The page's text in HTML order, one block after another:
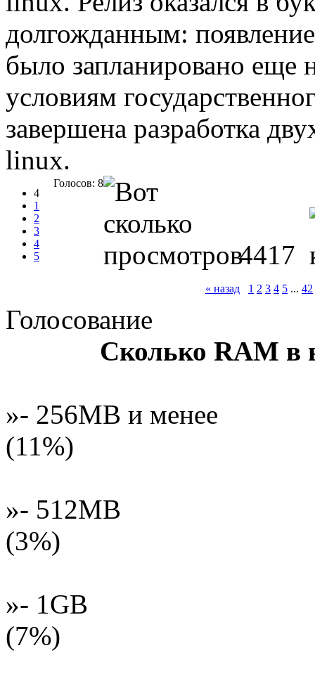
долгожданным:
было запланировано еще
условиям
завершена разработка
linux.
4
1
2
3
4
5
Голосов: 8
4417
« назад 1 2 3 4 5 ... 42
Голосование
Сколько RAM
»- 256MB и менее
(11%)
»- 512MB
(3%)
»- 1GB
(7%)